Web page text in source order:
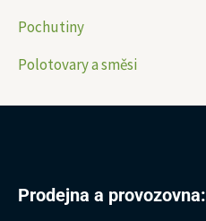
Pochutiny
Polotovary a směsi
Prodejna a provozovna: